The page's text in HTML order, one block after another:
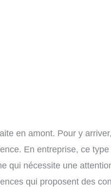
en amont. Pour y
En entreprise, ce
qui nécessite une
qui proposent des